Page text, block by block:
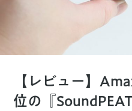
【レビュー】
位の『